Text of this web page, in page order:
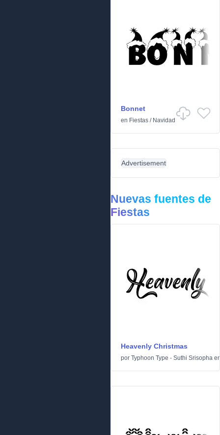
Bonnet
en Fiestas / Navidad
Advertisement
Nuevas fuentes de
Fiestas
Heavenly Christmas
por Typhoon Type - Suthi Srisopha